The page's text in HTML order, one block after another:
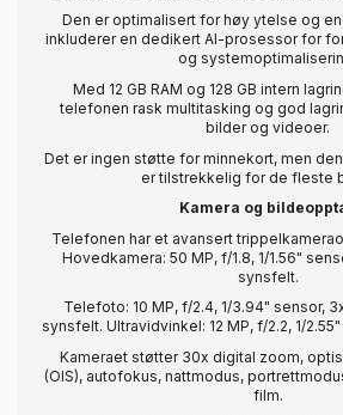
Den er optimalisert for høy ytelse og
inkluderer en dedikert AI-prosessor for
og
Med 12 GB RAM og 128 GB intern
telefonen rask multitasking og god
bilder og videoer.
Det er ingen støtte for minnekort, men
er tilstrekkelig for de fleste
Kamera og
Telefonen har et avansert
Hovedkamera: 50 MP, f/1.8, 1/1.56"
synsfelt.
Telefoto: 10 MP, f/2.4, 1/3.94" sensor,
synsfelt. Ultravidvinkel: 12 MP, f/2.2, 1/
Kameraet støtter 30x digital zoom,
(OIS), autofokus, nattmodus,
film.